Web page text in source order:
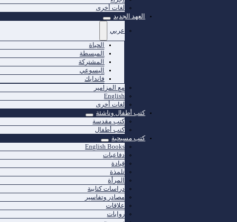
لغات أخرى
العهد الجديد
عربي
الحياة
المبسطة
المشتركة
اليسوعي
فاندايك
مع المزامير
English
لغات أخرى
كتب أطفال وناشئة
كتب مقدسة
كتب أطفال
كتب مسيحية
English Books
دفاعيات
قيادة
تلمذة
المرأة
دراسات كتابية
مصادر وتفاسير
علاقات
روايات